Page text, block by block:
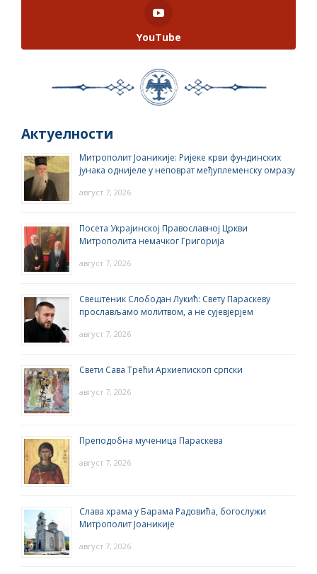
YouTube
Актуелности
Митрополит Јоаникије: Ријеке крви фундинских
јунака однијеле у неповрат међуплеменску омразу
август 7, 2026
Посета Украјинској Православној Цркви
Митрополита немачког Григорија
август 7, 2026
Свештеник Слободан Лукић: Свету Параскеву
прослављамо молитвом, а не сујевјерјем
август 7, 2026
Свети Сава Трећи Архиепископ српски
август 7, 2026
Преподобна мученица Параскева
август 7, 2026
Слава храма у Барама Радовића, богослужи
Митрополит Јоаникије
август 7, 2026